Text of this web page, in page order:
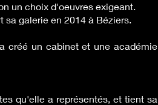
un choix d'oeuvres exigeant.
galerie en 2014 à Béziers.
créé un cabinet et une académie
qu'elle a représentés, et tient sa